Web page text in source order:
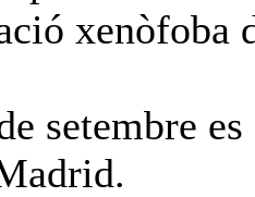
xenòfoba
setembre